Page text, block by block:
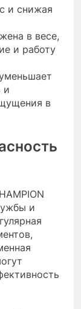
и снижая
в весе,
и работу
и
в
и